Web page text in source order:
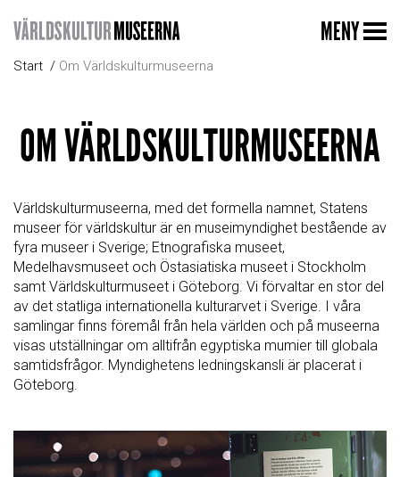
MENY
Start Om Världskulturmuseerna
OM VÄRLDSKULTURMUSEERNA
Världskulturmuseerna, med det formella namnet, Statens
museer för världskultur är en museimyndighet bestående av
fyra museer i Sverige; Etnografiska museet,
Medelhavsmuseet och Östasiatiska museet i Stockholm
samt Världskulturmuseet i Göteborg. Vi förvaltar en stor del
av det statliga internationella kulturarvet i Sverige. I våra
samlingar finns föremål från hela världen och på museerna
visas utställningar om alltifrån egyptiska mumier till globala
samtidsfrågor. Myndighetens ledningskansli är placerat i
Göteborg.